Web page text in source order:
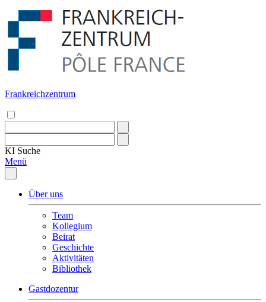
Frankreichzentrum
KI Suche
Menü
Über uns
Team
Kollegium
Beirat
Geschichte
Aktivitäten
Bibliothek
Gastdozentur